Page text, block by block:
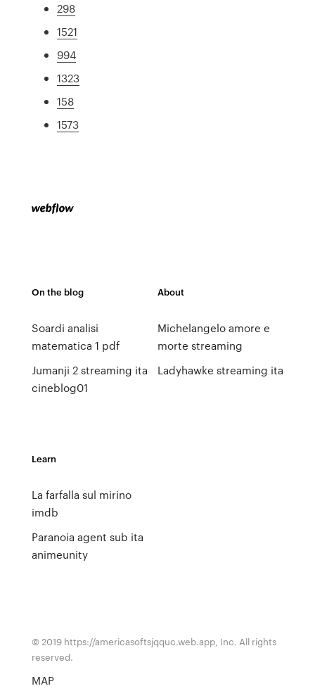
298
1521
994
1323
158
1573
On the blog
Soardi analisi
matematica 1 pdf
Jumanji 2 streaming ita
cineblog01
About
Michelangelo amore e
morte streaming
Ladyhawke streaming ita
Learn
La farfalla sul mirino
imdb
Paranoia agent sub ita
animeunity
© 2019 https://americasoftsjqquc.web.app, Inc. All rights
reserved.
MAP